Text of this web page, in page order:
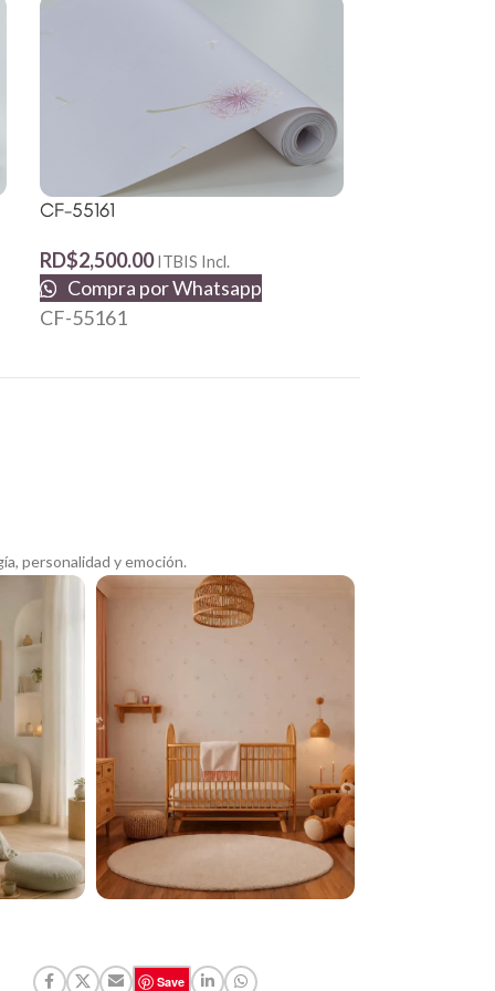
CF-55161
RD$2,500.00 ITBIS Incl.
Compra por Whatsapp
CF-55161
personalidad y emoción.
Save